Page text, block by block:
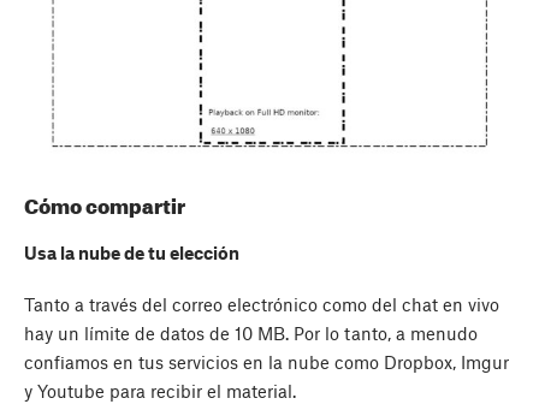
Cómo compartir
Usa la nube de tu elección
Tanto a través del correo electrónico como del chat en vivo
hay un límite de datos de 10 MB. Por lo tanto, a menudo
confiamos en tus servicios en la nube como Dropbox, Imgur
y Youtube para recibir el material.